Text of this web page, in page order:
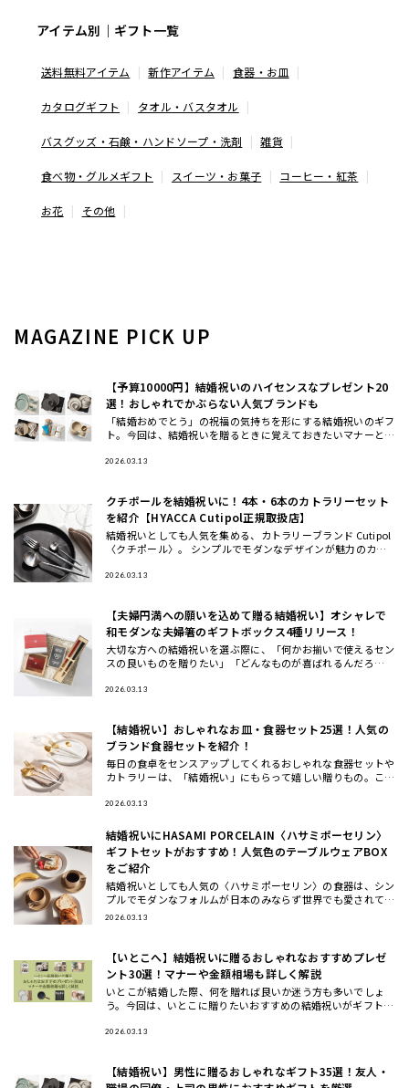
アイテム別｜ギフト一覧
送料無料アイテム 新作アイテム 食器・お皿
カタログギフト タオル・バスタオル
バスグッズ・石鹸・ハンドソープ・洗剤 雑貨
食べ物・グルメギフト スイーツ・お菓子 コーヒー・紅茶
お花 その他
MAGAZINE PICK UP
【予算10000円】結婚祝いのハイセンスなプレゼント20
選！おしゃれでかぶらない人気ブランドも
「結婚おめでとう」の祝福の気持ちを形にする結婚祝いのギフ
ト。今回は、結婚祝いを贈るときに覚えておきたいマナーと、
すめのギフト
2026.03.13
クチポールを結婚祝いに！4本・6本のカトラリーセット
を紹介【HYACCA Cutipol正規取扱店】
結婚祝いとしても人気を集める、カトラリーブランド Cutipol
〈クチポール〉。 シンプルでモダンなデザインが魅力のカト
話
2026.03.13
【夫婦円満への願いを込めて贈る結婚祝い】オシャレで
和モダンな夫婦箸のギフトボックス4種リリース！
大切な方への結婚祝いを選ぶ際に、「何かお揃いで使えるセン
スの良いものを贈りたい」「どんなものが喜ばれるんだろ
OP
2026.03.13
【結婚祝い】おしゃれなお皿・食器セット25選！人気の
ブランド食器セットを紹介！
毎日の食卓をセンスアップしてくれるおしゃれな食器セットや
カトラリーは、「結婚祝い」にもらって嬉しい贈りもの。ここ
って嬉しいテ
2026.03.13
結婚祝いにHASAMI PORCELAIN〈ハサミポーセリン〉
ギフトセットがおすすめ！人気色のテーブルウェアBOX
をご紹介
結婚祝いとしても人気の〈ハサミポーセリン〉の食器は、シン
プルでモダンなフォルムが日本のみならず世界でも愛されてお
り今、注目のテーブルウェアブランド。今回は、波佐見焼の伝
2026.03.13
【いとこへ】結婚祝いに贈るおしゃれなおすすめプレゼ
ント30選！マナーや金額相場も詳しく解説
いとこが結婚した際、何を贈れば良いか迷う方も多いでしょ
う。今回は、いとこに贈りたいおすすめの結婚祝いがギフトの
す。おしゃれで洗
2026.03.13
【結婚祝い】男性に贈るおしゃれなギフト35選！友人・